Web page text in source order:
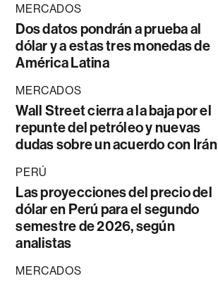
MERCADOS
Dos datos pondrán a prueba al
dólar y a estas tres monedas de
América Latina
MERCADOS
Wall Street cierra a la baja por el
repunte del petróleo y nuevas
dudas sobre un acuerdo con Irán
PERÚ
Las proyecciones del precio del
dólar en Perú para el segundo
semestre de 2026, según
analistas
MERCADOS